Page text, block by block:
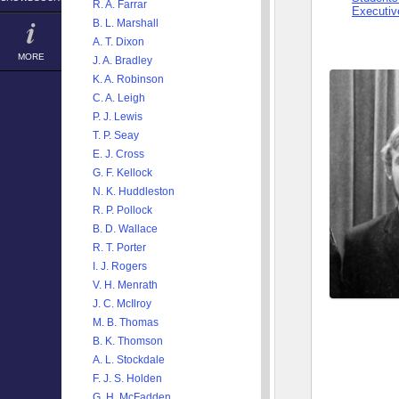
MORE
R. A. Farrar
B. L. Marshall
A. T. Dixon
J. A. Bradley
K. A. Robinson
C. A. Leigh
P. J. Lewis
T. P. Seay
E. J. Cross
G. F. Kellock
N. K. Huddleston
R. P. Pollock
B. D. Wallace
R. T. Porter
I. J. Rogers
V. H. Menrath
J. C. McIlroy
M. B. Thomas
B. K. Thomson
A. L. Stockdale
F. J. S. Holden